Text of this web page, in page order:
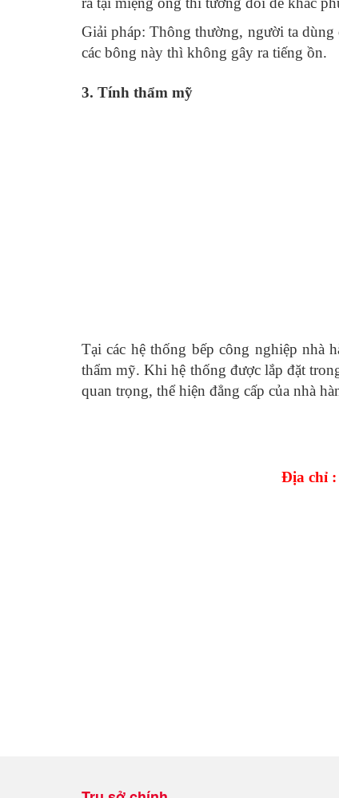
Giải pháp: Thông thường, người ta
các bông này thì không gây ra tiếng ồn.
3. Tính thẩm mỹ
Tại các hệ thống bếp công nghiệp nhà
thẩm mỹ. Khi hệ thống được lắp đặt
quan trọng, thể hiện đẳng cấp của nhà
Địa chỉ :